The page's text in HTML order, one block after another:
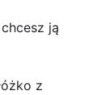
ją
z